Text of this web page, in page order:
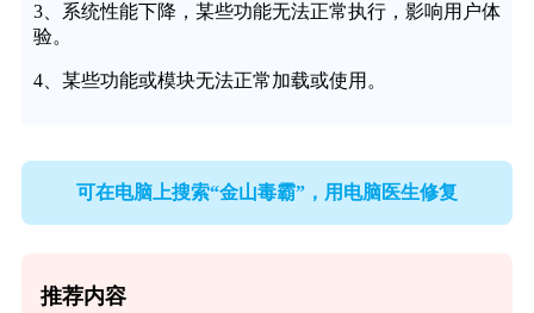
3、系统性能下降，某些功能无法正常执行，影响用户体
验。
4、某些功能或模块无法正常加载或使用。
可在电脑上搜索“金山毒霸”，用电脑医生修复
推荐内容